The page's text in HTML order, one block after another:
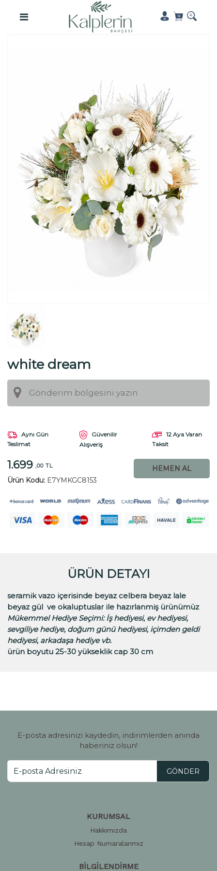
white dream
Aynı Gün
Teslimat
Güvenilir
Alışveriş
12 Aya Varan
Taksit
1.699 ,00 TL
Ürün Kodu: E7YMKGC8153
HEMEN AL
ÜRÜN DETAYI
seramik vazo içerisinde beyaz celbera beyaz lale
beyaz gül ve okaluptuslar ile hazırlanmiş ürünümüz
Mükemmel Hediye Seçimi: İş hediyesi, ev hediyesi,
sevgiliye hediye, doğum günü hediyesi, içimden geldi
hediyesi, arkadaşa hediye vb.
ürün boyutu 25-30 yükseklik cap 30 cm
E-posta adresinizi kaydedin, indirimlerden anında
haberiniz olsun!
GÖNDER
KURUMSAL
Hakkımızda
Hesap Numaralarımız
BİLGİLENDİRME